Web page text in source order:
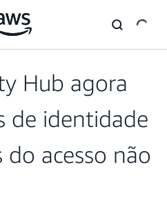
Hub agora
de identidade
acesso não